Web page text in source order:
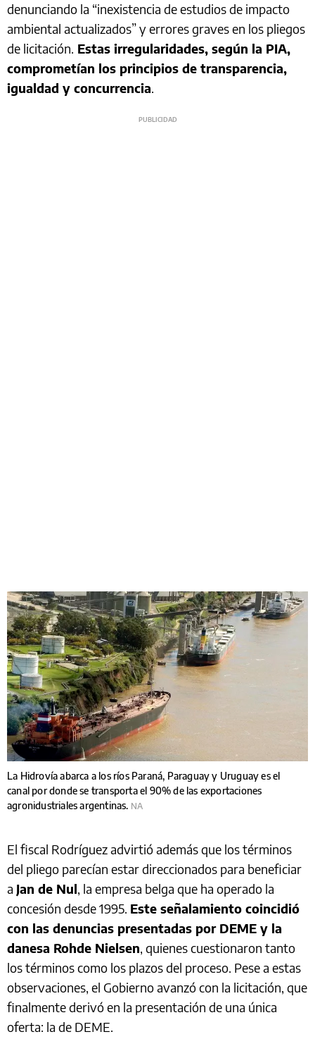
denunciando la “inexistencia de estudios de impacto
ambiental actualizados” y errores graves en los pliegos
de licitación. Estas irregularidades, según la PIA,
comprometían los principios de transparencia,
igualdad y concurrencia.
La Hidrovía abarca a los ríos Paraná, Paraguay y Uruguay es el
canal por donde se transporta el 90% de las exportaciones
agronidustriales argentinas. NA
El fiscal Rodríguez advirtió además que los términos
del pliego parecían estar direccionados para beneficiar
a Jan de Nul, la empresa belga que ha operado la
concesión desde 1995. Este señalamiento coincidió
con las denuncias presentadas por DEME y la
danesa Rohde Nielsen, quienes cuestionaron tanto
los términos como los plazos del proceso. Pese a estas
observaciones, el Gobierno avanzó con la licitación, que
finalmente derivó en la presentación de una única
oferta: la de DEME.